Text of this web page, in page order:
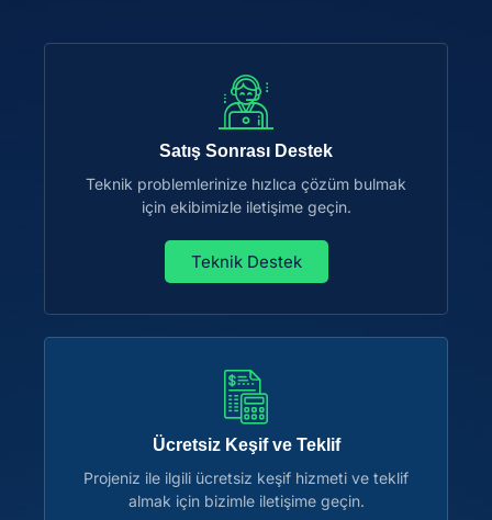
Satış Sonrası Destek
Teknik problemlerinize hızlıca çözüm bulmak
için ekibimizle iletişime geçin.
Teknik Destek
Ücretsiz Keşif ve Teklif
Projeniz ile ilgili ücretsiz keşif hizmeti ve teklif
almak için bizimle iletişime geçin.